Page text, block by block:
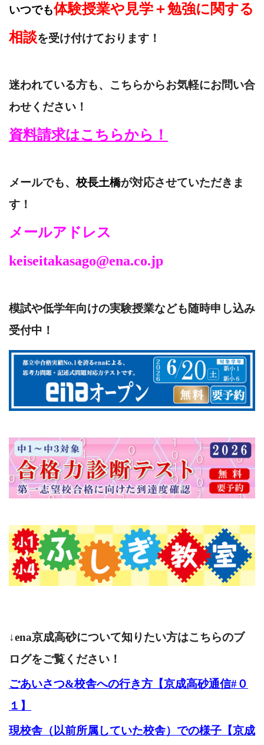
いつでも体験授業や見学＋勉強に関する
相談を受け付けております！
迷われている方も、こちらからお気軽にお問い合
わせください！
資料請求はこちらから！
メールでも、校長土橋が対応させていただきま
す！
メールアドレス
keiseitakasago@ena.co.jp
模試や低学年向けの実験授業なども随時申し込み
受付中！
↓ena京成高砂について知りたい方はこちらのブ
ログをご覧ください！
ごあいさつ&校舎への行き方【京成高砂通信#０
１】
現校舎（以前所属していた校舎）での様子【京成